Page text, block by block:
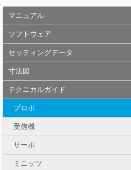
マニュアル
ソフトウェア
セッティングデータ
寸法図
テクニカルガイド
プロポ
受信機
サーボ
ミニッツ